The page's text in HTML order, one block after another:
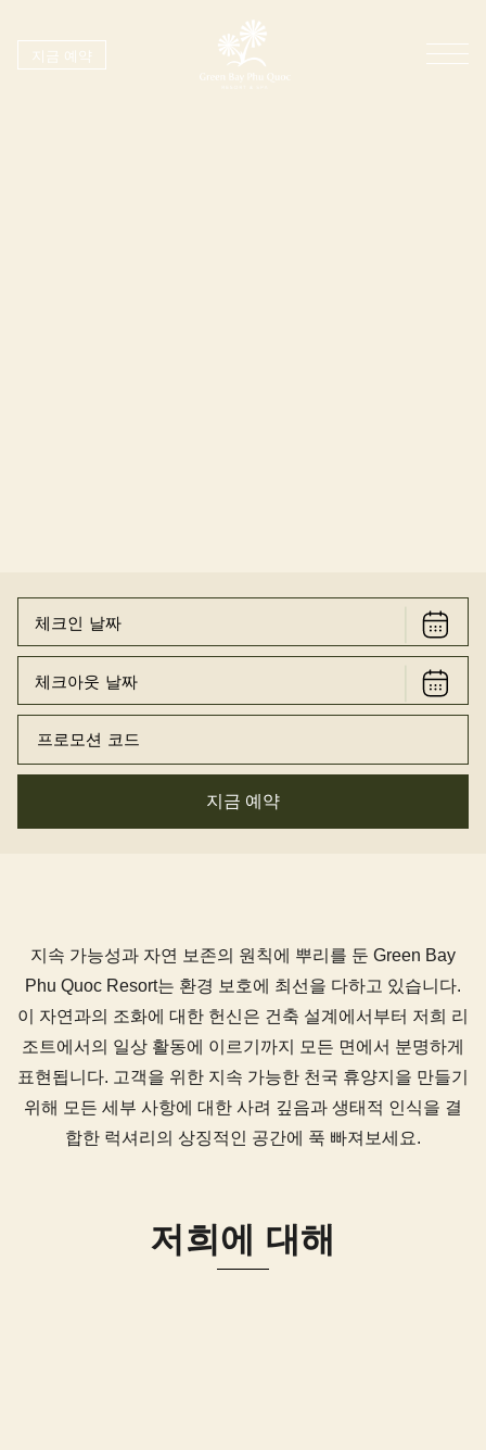
지금 예약
지금 예약
지속 가능성과 자연 보존의 원칙에 뿌리를 둔 Green Bay
Phu Quoc Resort는 환경 보호에 최선을 다하고 있습니다.
이 자연과의 조화에 대한 헌신은 건축 설계에서부터 저희 리
조트에서의 일상 활동에 이르기까지 모든 면에서 분명하게
표현됩니다. 고객을 위한 지속 가능한 천국 휴양지을 만들기
위해 모든 세부 사항에 대한 사려 깊음과 생태적 인식을 결
합한 럭셔리의 상징적인 공간에 푹 빠져보세요.
저희에 대해